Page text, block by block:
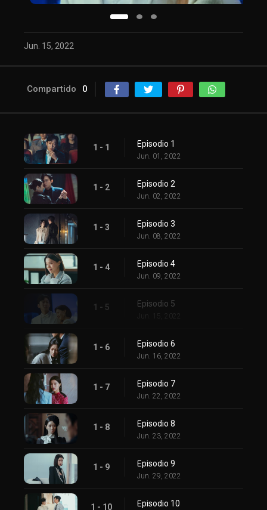
Jun. 15, 2022
Compartido 0
1 - 1 Episodio 1
Jun. 01, 2022
1 - 2 Episodio 2
Jun. 02, 2022
1 - 3 Episodio 3
Jun. 08, 2022
1 - 4 Episodio 4
Jun. 09, 2022
1 - 5 Episodio 5
Jun. 15, 2022
1 - 6 Episodio 6
Jun. 16, 2022
1 - 7 Episodio 7
Jun. 22, 2022
1 - 8 Episodio 8
Jun. 23, 2022
1 - 9 Episodio 9
Jun. 29, 2022
1 - 10 Episodio 10